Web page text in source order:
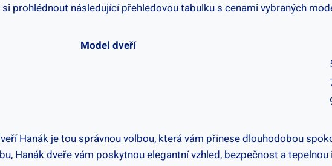
prohlédnout následující přehledovou tabulku s cenami vybraných
Model dveří
Hanák je tou správnou volbou, která vám přinese dlouhodobou
Hanák dveře vám poskytnou elegantní vzhled, bezpečnost a tepelnou